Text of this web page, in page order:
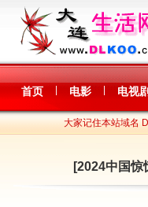
首页 电影 电视剧
大家记住本站域名
[2024中国